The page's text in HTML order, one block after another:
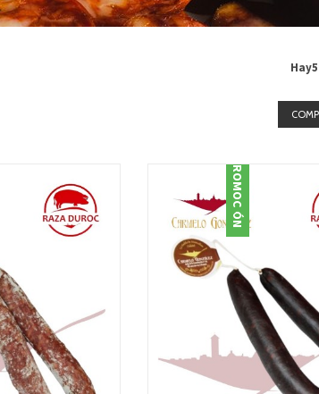
PROMOCIÓN